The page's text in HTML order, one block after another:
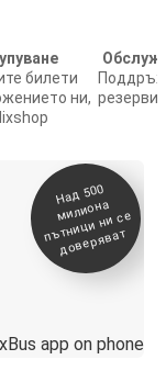
билети
ни,
На
д 500
милиона
п
ътници ни се
доверяват